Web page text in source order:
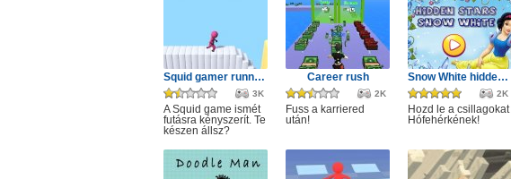
Squid gamer runner obstacle
3K
A Squid game ismét
futásra kényszerít. Te
készen állsz?
Career rush
2K
Fuss a karriered
után!
Snow White hidden stars
2K
Hozd le a csillagokat
Hófehérkének!